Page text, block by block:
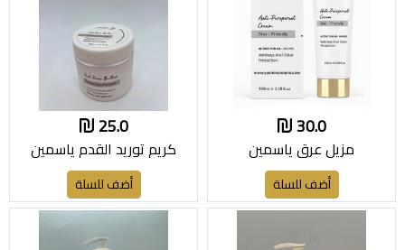
30.0
مزيل عرق ياسمين
أضف للسلة
25.0
كريم توريد القدم ياسمين
أضف للسلة